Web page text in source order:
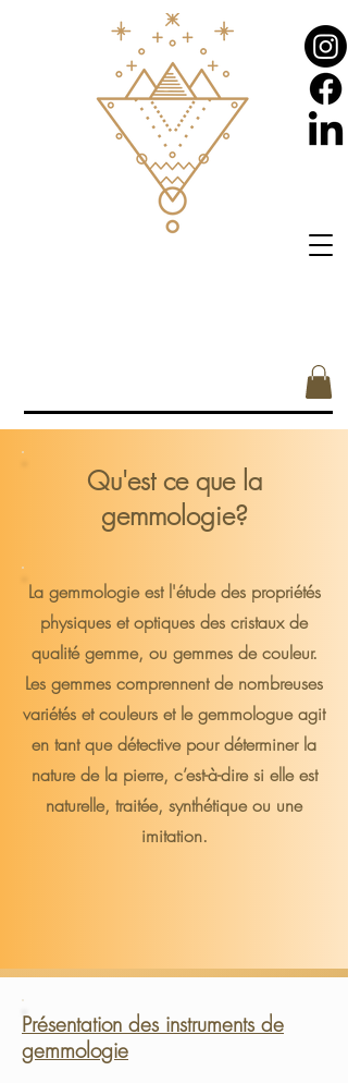
Qu'est ce que la
gemmologie?
La gemmologie est l'étude des propriétés
physiques et optiques des cristaux de
qualité gemme, ou gemmes de couleur.
Les gemmes comprennent de nombreuses
variétés et couleurs et le gemmologue agit
en tant que détective pour déterminer la
nature de la pierre, c’est-à-dire si elle est
naturelle, traitée, synthétique ou une
imitation.
Présentation des instruments de
gemmologie